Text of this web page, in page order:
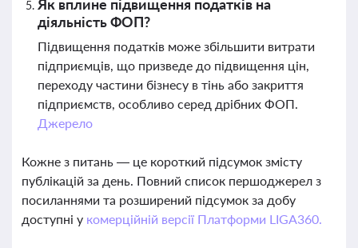
Як вплине підвищення податків на
діяльність ФОП?
Підвищення податків може збільшити витрати
підприємців, що призведе до підвищення цін,
переходу частини бізнесу в тінь або закриття
підприємств, особливо серед дрібних ФОП.
Джерело
Кожне з питань — це короткий підсумок змісту
публікацій за день. Повний список першоджерел з
посиланнями та розширений підсумок за добу
доступні у комерційній версії Платформи LIGA360.